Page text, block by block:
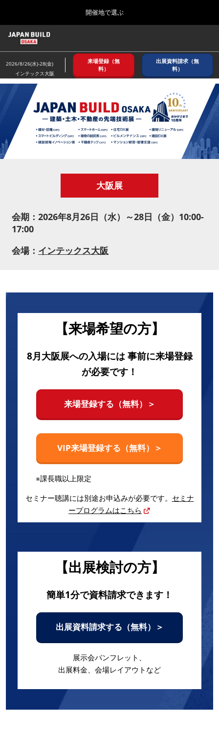
ッ
し
て
進
to
close
開催地で選ぶ
インテックス大阪/ INTEX OSAKA
インテックス大阪/ INTEX OSAKA
12月_東京
2026年12月02日
3月_建設DX展＋（プラス）
2027年03月17日
東京ビッグサイト/Tokyo Big Sight
ー
バ
ル
ナ
シ
ョ
ン
を
む
2026/8/26(水)-28(金)
インテックス大阪
来場登録（無
料）
出展資料請求（無
料）
大阪展
会期：2026年8月26日（水）～28日（金）10:00-
17:00
会場： インテックス大阪
【来場希望の方】
8月大阪展への入場には 事前に来場登録
が必要です！
来場登録する（無料）＞
VIP来場登録する（無料）＞
※課長職以上限定
セミナー聴講には別途お申込みが必要です。 セミナ
ープログラムはこちら
【出展検討の方】
簡単1分で資料請求できます！
出展資料請求する（無料）＞
展示会パンフレット、
出展料金、会場レイアウトなど